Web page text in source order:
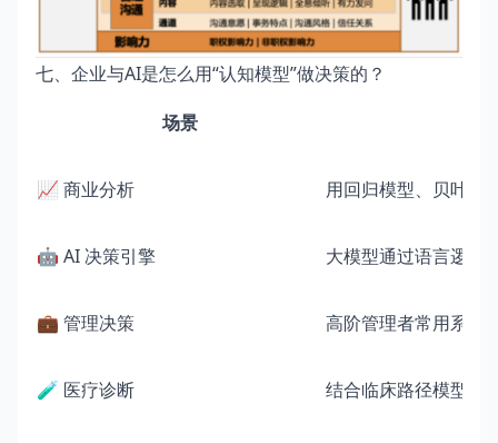
七、企业与AI是怎么用“认知模型”做决策的？
场景
📈 商业分析 用回归模型、贝叶斯
🤖 AI 决策引擎 大模型通过语言逻辑
💼 管理决策 高阶管理者常用系统
🧪 医疗诊断 结合临床路径模型与